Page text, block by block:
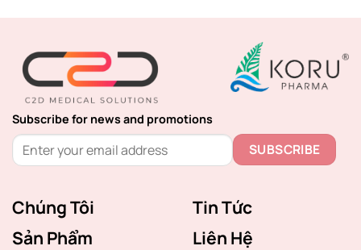
Subscribe for news and promotions
Chúng Tôi
Sản Phẩm
Tin Tức
Liên Hệ